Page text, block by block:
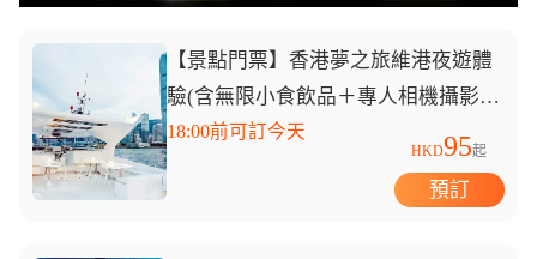
【景點門票】香港夢之旅維港夜遊體
驗(含無限小食飲品＋專人相機攝影
+觀光大使現場介紹）
18:00前可訂今天
HKD95起
預訂